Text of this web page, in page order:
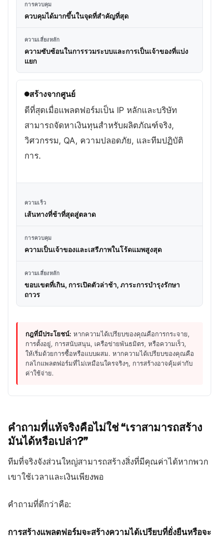
การควบคุม
ควบคุมได้มากขึ้นในจุดที่สำคัญที่สุด
ความเสี่ยงหลัก
ความซับซ้อนในการรวมระบบและการเป็นเจ้าของที่แบ่ง
แยก
สร้างจากศูนย์
ดีที่สุดเมื่อแพลตฟอร์มเป็น IP หลักและบริษัท
สามารถจัดหาเงินทุนสำหรับผลิตภัณฑ์จริง,
วิศวกรรม, QA, ความปลอดภัย, และทีมปฏิบัติ
การ.
ความเร็ว
เส้นทางที่ช้าที่สุดสู่ตลาด
การควบคุม
ความเป็นเจ้าของและเสรีภาพในโร้ดแมพสูงสุด
ความเสี่ยงหลัก
ขอบเขตที่เกิน, การเปิดตัวล่าช้า, ภาระการบำรุงรักษา
ถาวร
กฎที่มีประโยชน์: หากความได้เปรียบของคุณคือการกระจาย,
การตั้งอยู่, การสนับสนุน, เครือข่ายพันธมิตร, หรือความเร็ว,
ให้เริ่มด้วยการซื้อหรือแบบผสม. หากความได้เปรียบของคุณคือ
กลไกแพลตฟอร์มที่ไม่เหมือนใครจริงๆ, การสร้างอาจคุ้มค่ากับ
ค่าใช้จ่าย.
คำถามที่แท้จริงคือไม่ใช่“เราสามารถสร้าง
มันได้หรือเปล่า?”
ทีมที่จริงจังส่วนใหญ่สามารถสร้างสิ่งที่มีคุณค่าได้หากพวก
เขาใช้เวลาและเงินเพียงพอ
คำถามที่ดีกว่าคือ:
การสร้างแพลตฟอร์มจะสร้างความได้เปรียบที่ยั่งยืนหรือจะ